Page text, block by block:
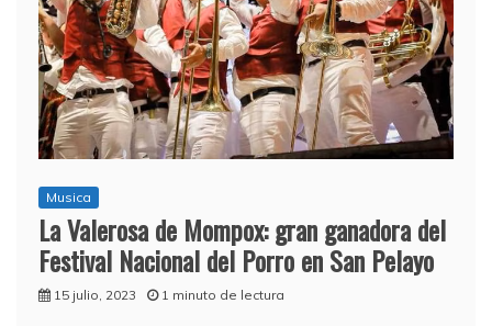
Musica
La Valerosa de Mompox: gran ganadora del
Festival Nacional del Porro en San Pelayo
15 julio, 2023 1 minuto de lectura